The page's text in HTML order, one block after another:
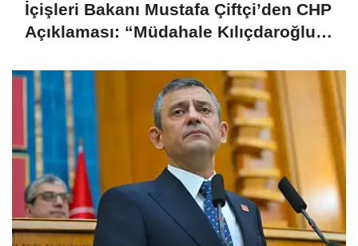
İçişleri Bakanı Mustafa Çiftçi’den CHP
Açıklaması: “Müdahale Kılıçdaroğlu